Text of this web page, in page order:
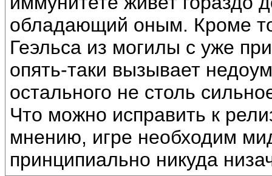
обладающий оным. Кроме
Геэльса из могилы с уже
опять-таки вызывает
остального не столь
Что можно исправить к
мнению, игре необходим
принципиально никуда